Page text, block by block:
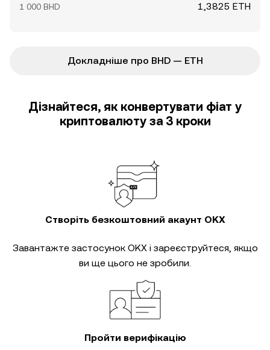
1 000 BHD 1,3825 ETH
Докладніше про BHD — ETH
Дізнайтеся, як конвертувати фіат у
криптовалюту за 3 кроки
Створіть безкоштовний акаунт OKX
Завантажте застосунок OKX і зареєструйтеся, якщо
ви ще цього не зробили.
Пройти верифікацію